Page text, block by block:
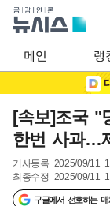
메인 랭
[속보]조국 "
한번 사과…
기사등록 2025/09/11
최종수정 2025/09/11
구글에서 선호하는